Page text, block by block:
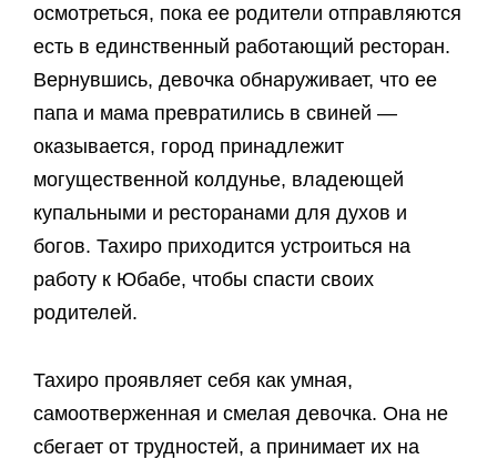
осмотреться, пока ее родители отправляются
есть в единственный работающий ресторан.
Вернувшись, девочка обнаруживает, что ее
папа и мама превратились в свиней —
оказывается, город принадлежит
могущественной колдунье, владеющей
купальными и ресторанами для духов и
богов. Тахиро приходится устроиться на
работу к Юбабе, чтобы спасти своих
родителей.
Тахиро проявляет себя как умная,
самоотверженная и смелая девочка. Она не
сбегает от трудностей, а принимает их на